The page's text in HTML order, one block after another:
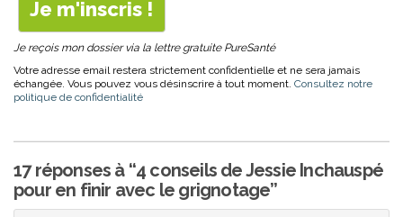
Je reçois mon dossier via la lettre gratuite PureSanté
Votre adresse email restera strictement confidentielle et ne sera jamais
échangée. Vous pouvez vous désinscrire à tout moment. Consultez notre
politique de confidentialité
17 réponses à “4 conseils de Jessie Inchauspé
pour en finir avec le grignotage”